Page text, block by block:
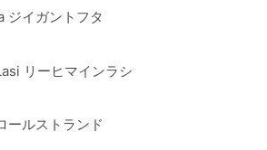
ジイガントフタ
リーヒマインラシ
ールストランド